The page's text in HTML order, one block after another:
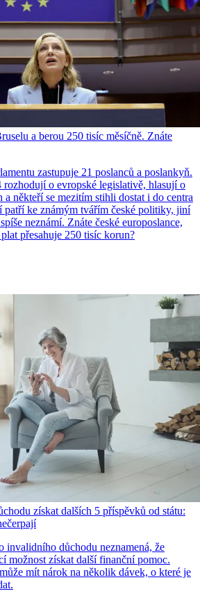
a berou 250 tisíc měsíčně. Znáte
zastupuje 21 poslanců a poslankyň.
o evropské legislativě, hlasují o
někteří se mezitím stihli dostat i do centra
patří ke známým tvářím české politiky, jiní
neznámí. Znáte české europoslance,
přesahuje 250 tisíc korun?
získat dalších 5 příspěvků od státu:
invalidního důchodu neznamená, že
možnost získat další finanční pomoc.
mít nárok na několik dávek, o které je